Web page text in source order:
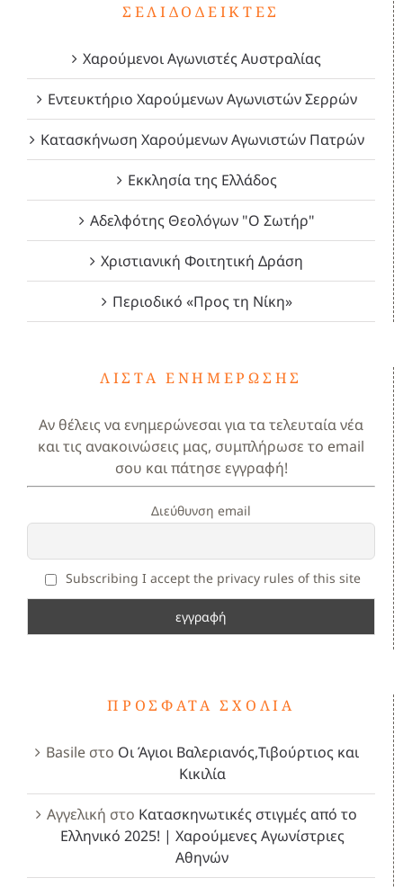
ΣΕΛΙΔΟΔΕΊΚΤΕΣ
Χαρούμενοι Αγωνιστές Αυστραλίας
Εντευκτήριο Χαρούμενων Αγωνιστών Σερρών
Κατασκήνωση Χαρούμενων Αγωνιστών Πατρών
Εκκλησία της Ελλάδος
Αδελφότης Θεολόγων "Ο Σωτήρ"
Χριστιανική Φοιτητική Δράση
Περιοδικό «Προς τη Νίκη»
ΛΊΣΤΑ ΕΝΗΜΈΡΩΣΗΣ
Αν θέλεις να ενημερώνεσαι για τα τελευταία νέα
και τις ανακοινώσεις μας, συμπλήρωσε το email
σου και πάτησε εγγραφή!
Διεύθυνση email
Subscribing I accept the privacy rules of this site
ΠΡΌΣΦΑΤΑ ΣΧΌΛΙΑ
Basileστο Οι Άγιοι Βαλεριανός,Τιβούρτιος και
Κικιλία
Αγγελική στο Κατασκηνωτικές στιγμές από το
Ελληνικό 2025! | Χαρούμενες Αγωνίστριες
Αθηνών